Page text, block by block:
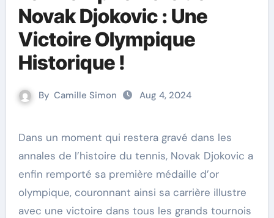
Novak Djokovic : Une
Victoire Olympique
Historique !
By Camille Simon Aug 4, 2024
Dans un moment qui restera gravé dans les
annales de l’histoire du tennis, Novak Djokovic a
enfin remporté sa première médaille d’or
olympique, couronnant ainsi sa carrière illustre
avec une victoire dans tous les grands tournois